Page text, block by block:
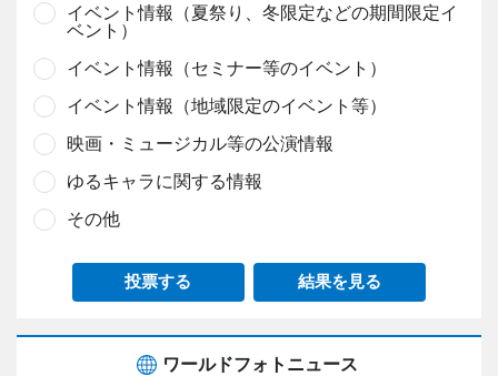
イベント情報（夏祭り、冬限定などの期間限定イ
ベント）
イベント情報（セミナー等のイベント）
イベント情報（地域限定のイベント等）
映画・ミュージカル等の公演情報
ゆるキャラに関する情報
その他
投票する 結果を見る
ワールドフォトニュース